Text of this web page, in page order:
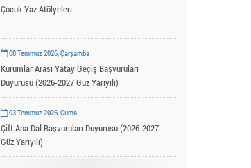
Çocuk Yaz Atölyeleri
08 Temmuz 2026, Çarşamba
Kurumlar Arası Yatay Geçiş Başvuruları
Duyurusu (2026-2027 Güz Yarıyılı)
03 Temmuz 2026, Cuma
Çift Ana Dal Başvuruları Duyurusu (2026-2027
Güz Yarıyılı)